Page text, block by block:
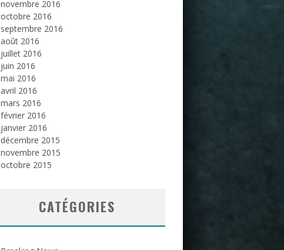
novembre 2016
octobre 2016
septembre 2016
août 2016
juillet 2016
juin 2016
mai 2016
avril 2016
mars 2016
février 2016
janvier 2016
décembre 2015
novembre 2015
octobre 2015
CATÉGORIES